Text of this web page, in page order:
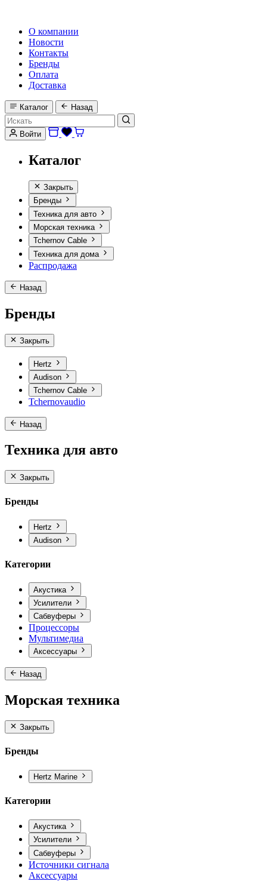
О компании
Новости
Контакты
Бренды
Оплата
Доставка
Каталог Назад
Войти
Каталог
Закрыть
Бренды
Техника для авто
Морская техника
Tchernov Cable
Техника для дома
Распродажа
Назад
Бренды
Закрыть
Hertz
Audison
Tchernov Cable
Tchernovaudio
Назад
Техника для авто
Закрыть
Бренды
Hertz
Audison
Категории
Акустика
Усилители
Сабвуферы
Процессоры
Мультимедиа
Аксессуары
Назад
Морская техника
Закрыть
Бренды
Hertz Marine
Категории
Акустика
Усилители
Сабвуферы
Источники сигнала
Аксессуары